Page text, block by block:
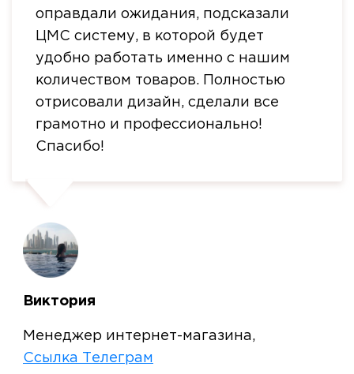
оправдали ожидания, подсказали
ЦМС систему, в которой будет
удобно работать именно с нашим
количеством товаров. Полностью
отрисовали дизайн, сделали все
грамотно и профессионально!
Спасибо!
Виктория
Менеджер интернет-магазина,
Ссылка Телеграм